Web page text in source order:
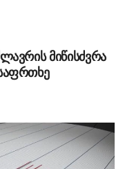
ხუთშაბათს
ჩანს, როგორ შედის
მიწისძვრა